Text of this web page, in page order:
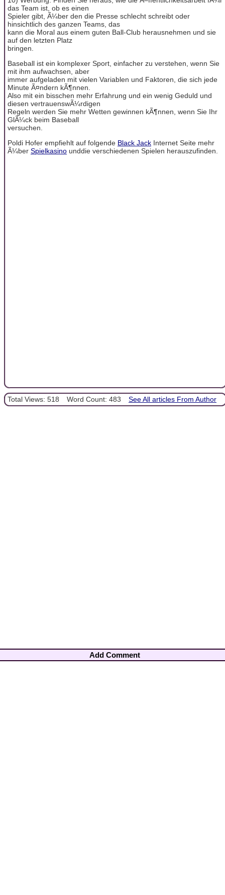
das Team ist, ob es einen
Spieler gibt, Ã¼ber den die Presse schlecht schreibt oder
hinsichtlich des ganzen Teams, das
kann die Moral aus einem guten Ball-Club herausnehmen und sie
auf den letzten Platz
bringen.
Baseball ist ein komplexer Sport, einfacher zu verstehen, wenn Sie
mit ihm aufwachsen, aber
immer aufgeladen mit vielen Variablen und Faktoren, die sich jede
Minute Ã¤ndern kÃ¶nnen.
Also mit ein bisschen mehr Erfahrung und ein wenig Geduld und
diesen vertrauenswÃ¼rdigen
Regeln werden Sie mehr Wetten gewinnen kÃ¶nnen, wenn Sie Ihr
GlÃ¼ck beim Baseball
versuchen.
Poldi Hofer empfiehlt auf folgende Black Jack Internet Seite mehr
Ã¼ber Spielkasino unddie verschiedenen Spielen herauszufinden.
Total Views: 518 Word Count: 483 See All articles From Author
Add Comment